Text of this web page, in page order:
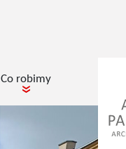
pokaż podmenu dla
Co robimy